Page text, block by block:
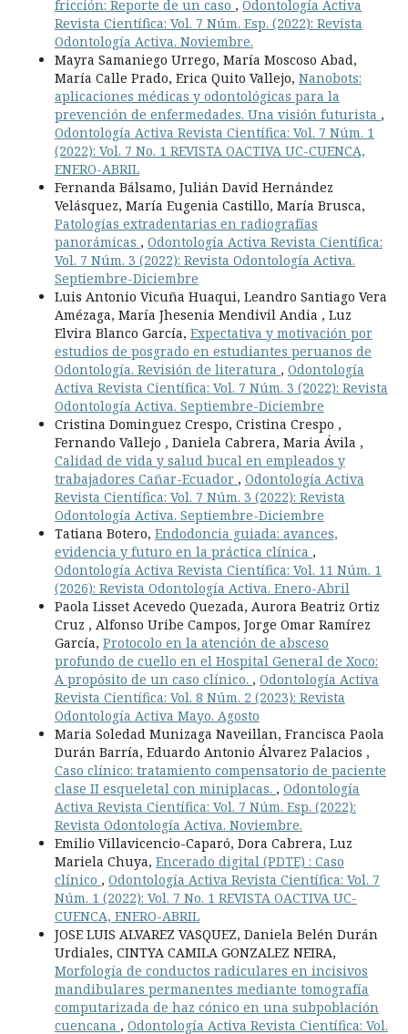
fricción: Reporte de un caso , Odontología Activa
Revista Científica: Vol. 7 Núm. Esp. (2022): Revista
Odontología Activa. Noviembre.
Mayra Samaniego Urrego, María Moscoso Abad,
María Calle Prado, Erica Quito Vallejo, Nanobots:
aplicaciones médicas y odontológicas para la
prevención de enfermedades. Una visión futurista ,
Odontología Activa Revista Científica: Vol. 7 Núm. 1
(2022): Vol. 7 No. 1 REVISTA OACTIVA UC-CUENCA,
ENERO-ABRIL
Fernanda Bálsamo, Julián David Hernández
Velásquez, María Eugenia Castillo, María Brusca,
Patologías extradentarias en radiografías
panorámicas , Odontología Activa Revista Científica:
Vol. 7 Núm. 3 (2022): Revista Odontología Activa.
Septiembre-Diciembre
Luis Antonio Vicuña Huaqui, Leandro Santiago Vera
Amézaga, María Jhesenia Mendivil Andia , Luz
Elvira Blanco García, Expectativa y motivación por
estudios de posgrado en estudiantes peruanos de
Odontología. Revisión de literatura , Odontología
Activa Revista Científica: Vol. 7 Núm. 3 (2022): Revista
Odontología Activa. Septiembre-Diciembre
Cristina Dominguez Crespo, Cristina Crespo ,
Fernando Vallejo , Daniela Cabrera, Maria Ávila ,
Calidad de vida y salud bucal en empleados y
trabajadores Cañar-Ecuador , Odontología Activa
Revista Científica: Vol. 7 Núm. 3 (2022): Revista
Odontología Activa. Septiembre-Diciembre
Tatiana Botero, Endodoncia guiada: avances,
evidencia y futuro en la práctica clínica ,
Odontología Activa Revista Científica: Vol. 11 Núm. 1
(2026): Revista Odontología Activa. Enero-Abril
Paola Lisset Acevedo Quezada, Aurora Beatriz Ortiz
Cruz , Alfonso Uribe Campos, Jorge Omar Ramírez
García, Protocolo en la atención de absceso
profundo de cuello en el Hospital General de Xoco:
A propósito de un caso clínico. , Odontología Activa
Revista Científica: Vol. 8 Núm. 2 (2023): Revista
Odontología Activa Mayo. Agosto
Maria Soledad Munizaga Naveillan, Francisca Paola
Durán Barría, Eduardo Antonio Álvarez Palacios ,
Caso clínico: tratamiento compensatorio de paciente
clase II esqueletal con miniplacas. , Odontología
Activa Revista Científica: Vol. 7 Núm. Esp. (2022):
Revista Odontología Activa. Noviembre.
Emilio Villavicencio-Caparó, Dora Cabrera, Luz
Mariela Chuya, Encerado digital (PDTE) : Caso
clínico , Odontología Activa Revista Científica: Vol. 7
Núm. 1 (2022): Vol. 7 No. 1 REVISTA OACTIVA UC-
CUENCA, ENERO-ABRIL
JOSE LUIS ALVAREZ VASQUEZ, Daniela Belén Durán
Urdiales, CINTYA CAMILA GONZALEZ NEIRA,
Morfología de conductos radiculares en incisivos
mandibulares permanentes mediante tomografía
computarizada de haz cónico en una subpoblación
cuencana , Odontología Activa Revista Científica: Vol.